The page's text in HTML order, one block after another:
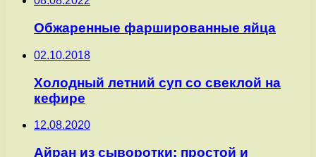
Обжаренные фаршированные яйца
02.10.2018
Холодный летний суп со свеклой на
кефире
12.08.2020
Айран из сыворотки: простой и